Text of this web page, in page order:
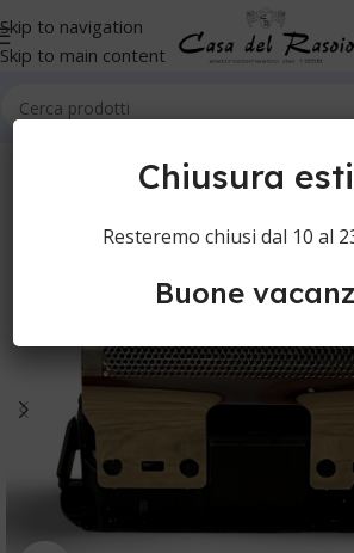
Skip to navigation
Skip to main content
Chiusura
Resteremo chiusi dal 10 al
Buone